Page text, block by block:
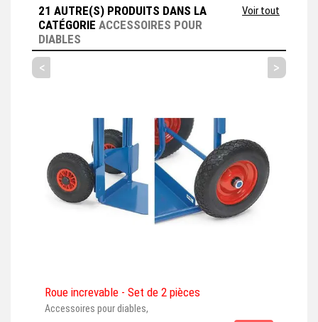
21 AUTRE(S) PRODUITS DANS LA
CATÉGORIE ACCESSOIRES POUR
DIABLES
Voir tout
< >
Roue increvable - Set de 2 pièces
Accessoires pour diables,